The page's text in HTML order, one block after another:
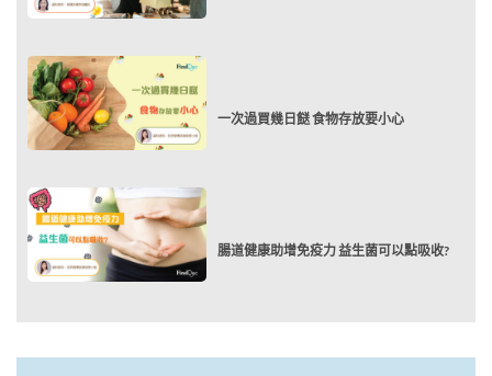
一次過買幾日餸 食物存放要小心
腸道健康助增免疫力 益生菌可以點吸收?